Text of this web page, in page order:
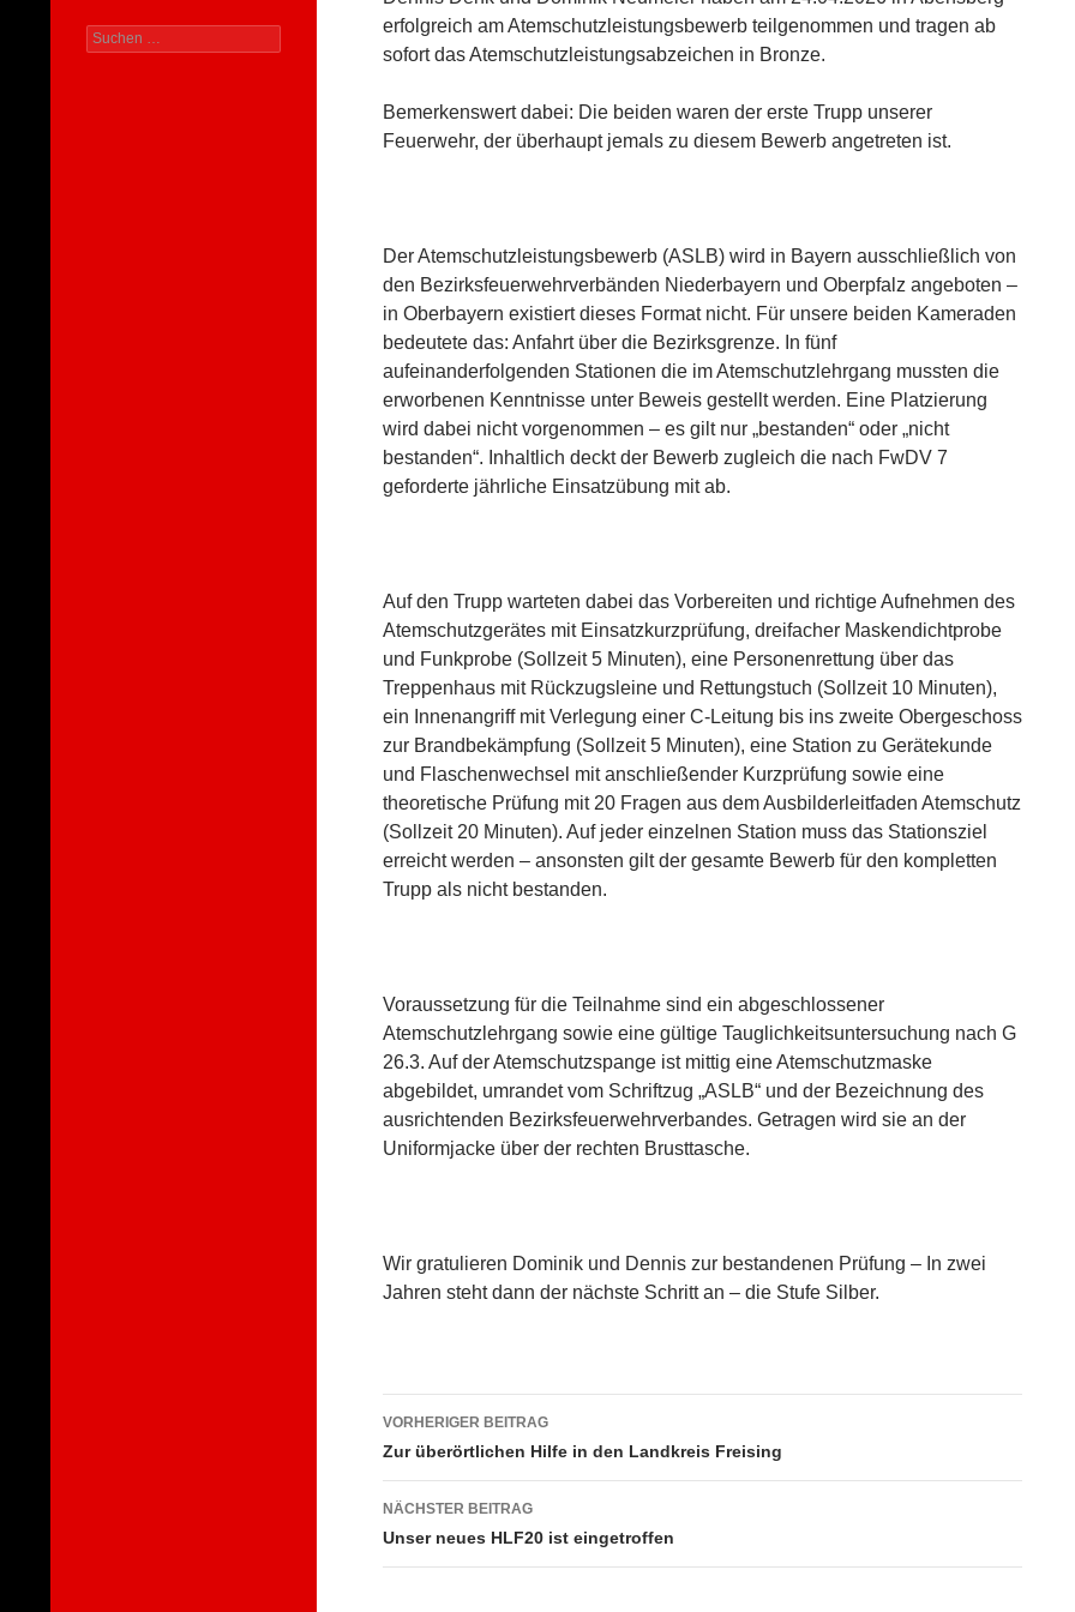
erfolgreich am Atemschutzleistungsbewerb teilgenommen und tragen ab
sofort das Atemschutzleistungsabzeichen in Bronze.
Bemerkenswert dabei: Die beiden waren der erste Trupp unserer
Feuerwehr, der überhaupt jemals zu diesem Bewerb angetreten ist.
Der Atemschutzleistungsbewerb (ASLB) wird in Bayern ausschließlich von
den Bezirksfeuerwehrverbänden Niederbayern und Oberpfalz angeboten –
in Oberbayern existiert dieses Format nicht. Für unsere beiden Kameraden
bedeutete das: Anfahrt über die Bezirksgrenze. In fünf
aufeinanderfolgenden Stationen die im Atemschutzlehrgang mussten die
erworbenen Kenntnisse unter Beweis gestellt werden. Eine Platzierung
wird dabei nicht vorgenommen – es gilt nur „bestanden“ oder „nicht
bestanden“. Inhaltlich deckt der Bewerb zugleich die nach FwDV 7
geforderte jährliche Einsatzübung mit ab.
Auf den Trupp warteten dabei das Vorbereiten und richtige Aufnehmen des
Atemschutzgerätes mit Einsatzkurzprüfung, dreifacher Maskendichtprobe
und Funkprobe (Sollzeit 5 Minuten), eine Personenrettung über das
Treppenhaus mit Rückzugsleine und Rettungstuch (Sollzeit 10 Minuten),
ein Innenangriff mit Verlegung einer C-Leitung bis ins zweite Obergeschoss
zur Brandbekämpfung (Sollzeit 5 Minuten), eine Station zu Gerätekunde
und Flaschenwechsel mit anschließender Kurzprüfung sowie eine
theoretische Prüfung mit 20 Fragen aus dem Ausbilderleitfaden Atemschutz
(Sollzeit 20 Minuten). Auf jeder einzelnen Station muss das Stationsziel
erreicht werden – ansonsten gilt der gesamte Bewerb für den kompletten
Trupp als nicht bestanden.
Voraussetzung für die Teilnahme sind ein abgeschlossener
Atemschutzlehrgang sowie eine gültige Tauglichkeitsuntersuchung nach G
26.3. Auf der Atemschutzspange ist mittig eine Atemschutzmaske
abgebildet, umrandet vom Schriftzug „ASLB“ und der Bezeichnung des
ausrichtenden Bezirksfeuerwehrverbandes. Getragen wird sie an der
Uniformjacke über der rechten Brusttasche.
Wir gratulieren Dominik und Dennis zur bestandenen Prüfung – In zwei
Jahren steht dann der nächste Schritt an – die Stufe Silber.
Beitragsnavigation
VORHERIGER BEITRAG
Zur überörtlichen Hilfe in den Landkreis Freising
NÄCHSTER BEITRAG
Unser neues HLF20 ist eingetroffen
Suchen
nach: